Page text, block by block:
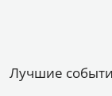
Лучшие